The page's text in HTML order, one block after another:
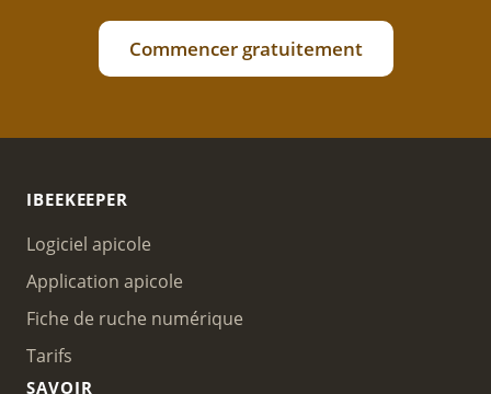
Commencer gratuitement
IBEEKEEPER
Logiciel apicole
Application apicole
Fiche de ruche numérique
Tarifs
SAVOIR